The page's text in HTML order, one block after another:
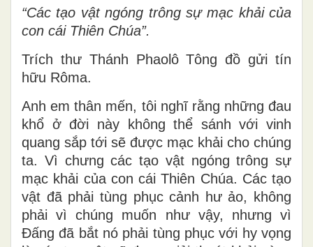
“Các tạo vật ngóng trông sự mạc khải của
con cái Thiên Chúa”.
Trích thư Thánh Phaolô Tông đồ gửi tín
hữu Rôma.
Anh em thân mến, tôi nghĩ rằng những đau
khổ ở đời này không thể sánh với vinh
quang sắp tới sẽ được mạc khải cho chúng
ta. Vì chưng các tạo vật ngóng trông sự
mạc khải của con cái Thiên Chúa. Các tạo
vật đã phải tùng phục cảnh hư ảo, không
phải vì chúng muốn như vậy, nhưng vì
Ðấng đã bắt nó phải tùng phục với hy vọng